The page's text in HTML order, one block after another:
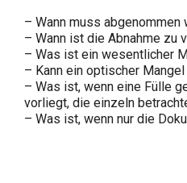
– Wann muss abgenommen
– Wann ist die Abnahme zu
– Was ist ein wesentlicher
– Kann ein optischer
– Was ist, wenn eine Fülle
vorliegt, die einzeln
– Was ist, wenn nur die